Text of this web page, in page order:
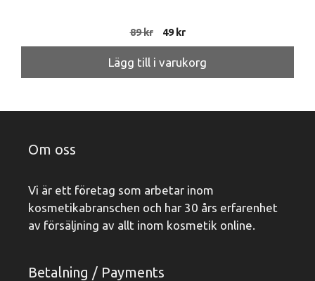
89kr
Det
ursprungliga
priset
var:
49krDet
nuvarande
priset
är:
Lägg till i varukorg
Om oss
Vi är ett företag som arbetar inom
kosmetikabranschen och har 30 års erfarenhet
av försäljning av allt inom kosmetik online.
Betalning / Payments